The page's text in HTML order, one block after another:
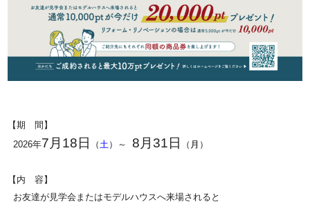
【期 間】
2026年7月18日 （ 土 ）～8月31日 （ 月 ）
【内 容】
お友達が見学会またはモデルハウスへ来場されると